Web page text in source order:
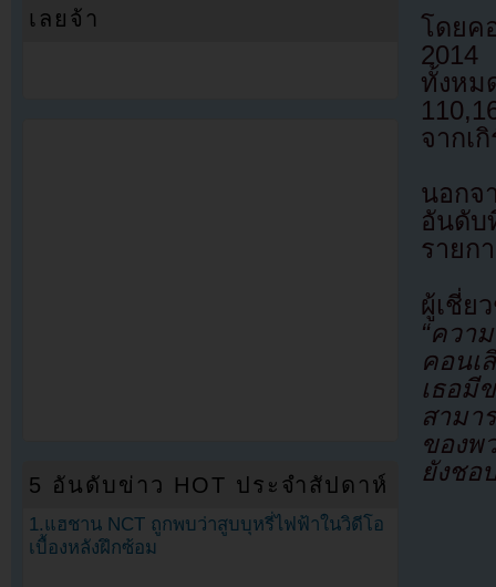
โดยค
2014
ทั้งห
จากเ
นอกจ
อันดับ
รายก
ผู้เชี่ย
“ควา
คอนเ
เธอมี
สามา
ของพ
ยังชอ
เลยจ้า
5 อันดับข่าว HOT ประจำสัปดาห์
1.แฮชาน NCT ถูกพบว่าสูบบุหรี่ไฟฟ้าในวิดีโอ
เบื้องหลังฝึกซ้อม